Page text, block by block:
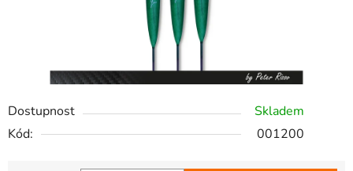
Dostupnost
Skladem
Kód:
001200